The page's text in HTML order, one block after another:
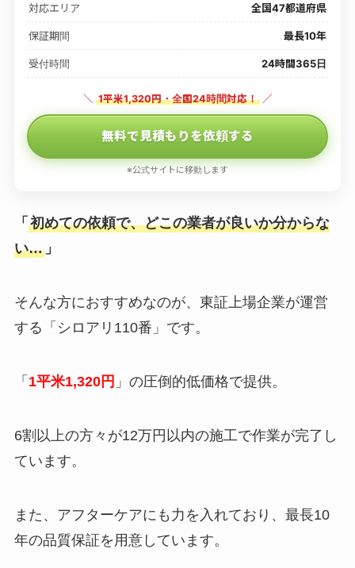
対応エリア 全国47都道府県
保証期間 最長10年
受付時間 24時間365日
＼ 1平米1,320円・全国24時間対応！ ／
無料で見積もりを依頼する
※公式サイトに移動します
「 初めての依頼で、どこの業者が良いか分からな
い…」
そんな方におすすめなのが、東証上場企業が運営
する「シロアリ110番」です。
「 1平米1,320円 」の圧倒的低価格で提供。
6割以上の方々が12万円以内の施工で作業が完了し
ています。
また、アフターケアにも力を入れており、最長10
年の品質保証を用意しています。